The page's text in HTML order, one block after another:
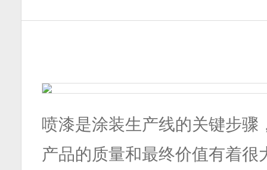
喷漆是涂装生产线的关键步骤
产品的质量和最终价值有着很